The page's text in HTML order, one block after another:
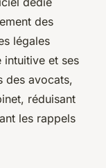
des
légales
intuitive et ses
des avocats,
réduisant
les rappels